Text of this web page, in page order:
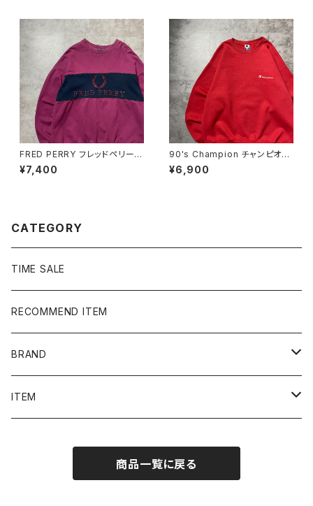
FRED PERRY フレッドペリー
月桂樹 刺繍ロゴ バイカラ
ー パープル×ネイビー スウ
¥7,400
90's Champion チャンピオ
ン ワンポイント プリント メ
キシコ製 レッド 赤 スウェッ
¥6,900
CATEGORY
TIME SALE
RECOMMEND ITEM
BRAND
NIKE
ITEM
商品一覧に戻る